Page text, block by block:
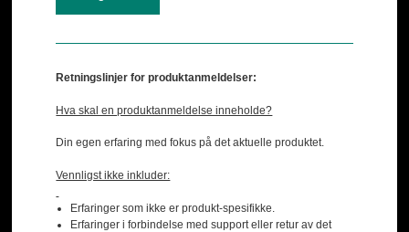
Retningslinjer for produktanmeldelser:
Hva skal en produktanmeldelse inneholde?
Din egen erfaring med fokus på det aktuelle produktet.
Vennligst ikke inkluder:
Erfaringer som ikke er produkt-spesifikke.
Erfaringer i forbindelse med support eller retur av det